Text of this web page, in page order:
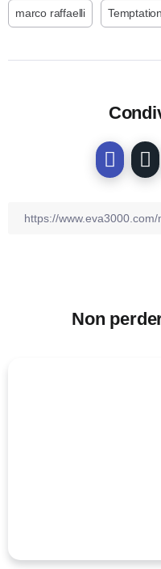
marco raffaelli Temptation
Non